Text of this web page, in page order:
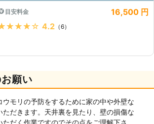
目安料金
16,500 円
4.2 （6）
願い
ウモリの予防をするために家の中や外壁な
ただきます。天井裏を見たり、壁の損傷な
ただく作業ですのでその点をご理解下さ